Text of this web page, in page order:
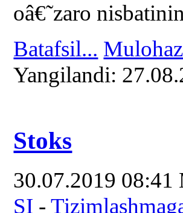
oâ€˜zaro
Batafsil...
Yangilаndi:
Stoks
30.07.2019 08:41
SI -